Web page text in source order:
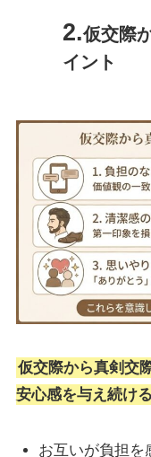
仮交際
イント
仮交際から真剣交
安心感を与え続ける
お互いが負担を